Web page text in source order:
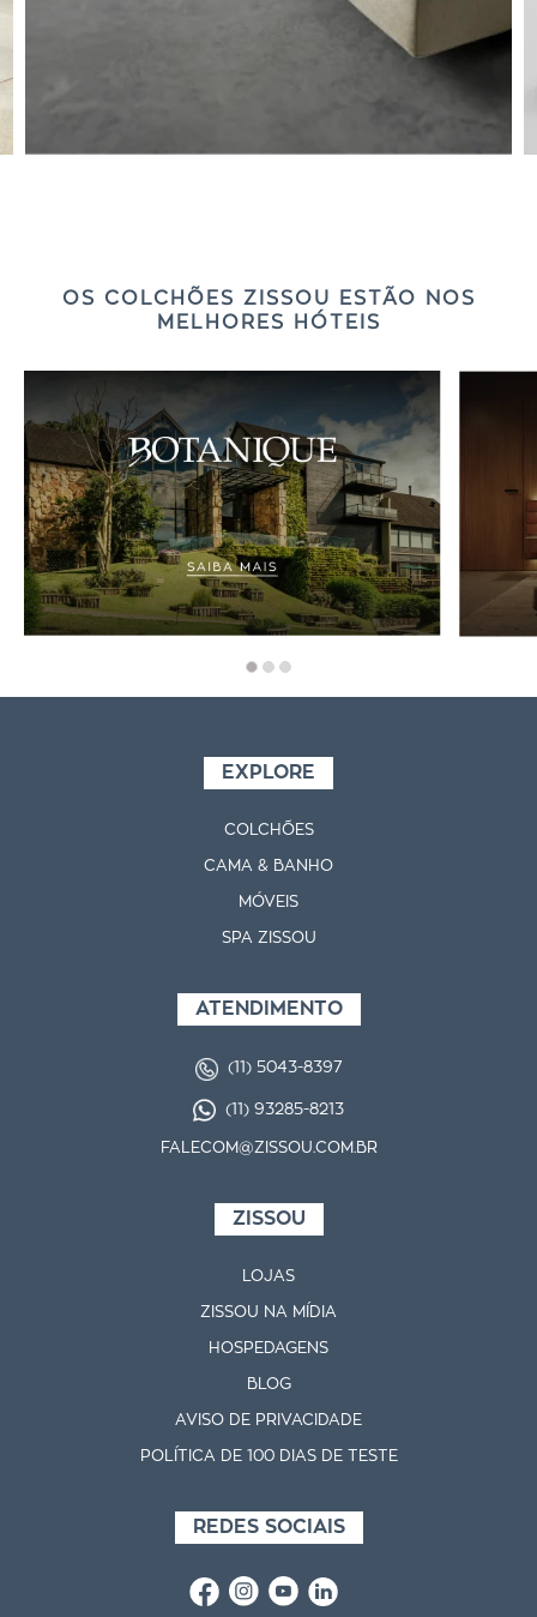
OS COLCHÕES ZISSOU ESTÃO NOS
MELHORES HÓTEIS
EXPLORE
COLCHÕES
CAMA & BANHO
MÓVEIS
SPA ZISSOU
ATENDIMENTO
(11) 5043-8397
(11) 93285-8213
FALECOM@ZISSOU.COM.BR
ZISSOU
LOJAS
ZISSOU NA MÍDIA
HOSPEDAGENS
BLOG
AVISO DE PRIVACIDADE
POLÍTICA DE 100 DIAS DE TESTE
REDES SOCIAIS